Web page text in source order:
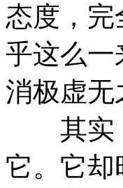
态度，
乎这么一
消极虚无
其实，
它。它